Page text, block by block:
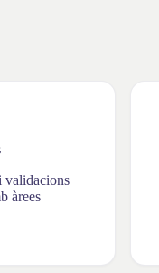
validacions
àrees